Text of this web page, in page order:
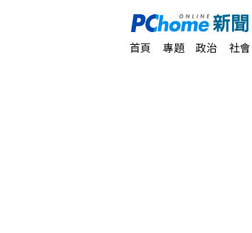
首頁 專題 政治 社會